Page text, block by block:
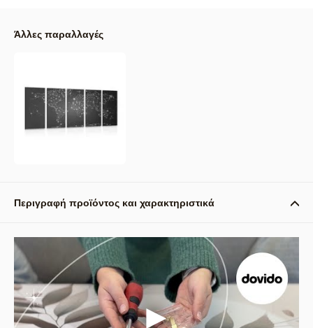
Άλλες παραλλαγές
Περιγραφή προϊόντος και χαρακτηριστικά